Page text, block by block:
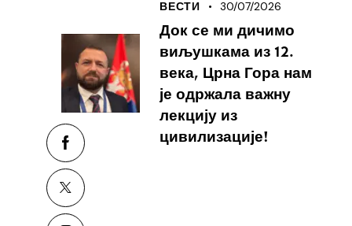
ВЕСТИ 30/07/2026
Док се ми дичимо
виљушкама из 12.
века, Црна Гора нам
је одржала важну
лекцију из
цивилизације!